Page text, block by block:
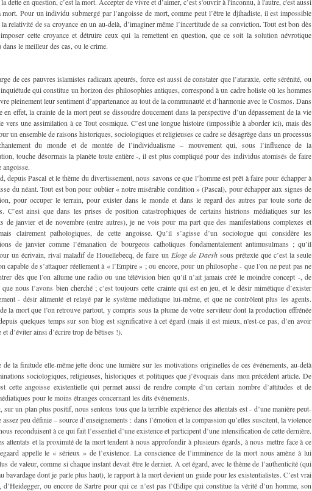
mort. Pour un individu submergé par l’angoisse de mort, comme peut l’être le djihadiste, il est impossible
la relativité de sa croyance en un au-delà, d’imaginer même l’incertitude de sa conviction. Tout est bon dès
cette croyance et détruire ceux qui la remettent en question, que ce soit la solution névrotique
le meilleur des cas, ou le crime.
de ces pauvres islamistes radicaux apeurés, force est aussi de constater que l’ataraxie, cette sérénité, ou
qui constitue un horizon des philosophies antiques, correspond à un cadre holiste où les hommes
pleinement leur sentiment d’appartenance au tout de la communauté et d’harmonie avec le Cosmos. Dans
en effet, la crainte de la mort peut se dissoudre doucement dans la perspective d’un dépassement de la vie
vers une assimilation à ce Tout cosmique. C’est une longue histoire (impossible à aborder ici), mais dès
un ensemble de raisons historiques, sociologiques et religieuses ce cadre se désagrège dans un processus
du monde et de montée de l’individualisme – mouvement qui, sous l’influence de la
touche désormais la planète toute entière -, il est plus compliqué pour des individus atomisés de faire
angoisse.
depuis Pascal et le thème du divertissement, nous savons ce que l’homme est prêt à faire pour échapper à
du néant. Tout est bon pour oublier « notre misérable condition » (Pascal), pour échapper aux signes de
pour occuper le terrain, pour exister dans le monde et dans le regard des autres par toute sorte de
C’est ainsi que dans les prises de position catastrophiques de certains histrions médiatiques sur les
de janvier et de novembre (entre autres), je ne vois pour ma part que des manifestations complexes et
clairement pathologiques, de cette angoisse. Qu’il s’agisse d’un sociologue qui considère les
de janvier comme l’émanation de bourgeois catholiques fondamentalement antimusulmans ; qu’il
un écrivain, rival maladif de Houellebecq, de faire un Eloge de Daeshsous prétexte que c’est la seule
capable de s’attaquer réellement à « l’Empire » ; ou encore, pour un philosophe - que l’on ne peut pas ne
dès que l’on allume une radio ou une télévision bien qu’il n’ait jamais créé le moindre concept -, de
que nous l’avons bien cherché ; c’est toujours cette crainte qui est en jeu, et le désir mimétique d’exister
- désir alimenté et relayé par le système médiatique lui-même, et que ne contrôlent plus les agents.
la mort que l’on retrouve partout, y compris sous la plume de votre serviteur dont la production effrénée
quelques temps sur son blog est significative à cet égard (mais il est mieux, n'est-ce pas, d’en avoir
et d’éviter ainsi d’écrire trop de bêtises !).
de la finitude elle-même jette donc une lumière sur les motivations originelles de ces événements, au-delà
sociologiques, religieuses, historiques et politiques que j’évoquais dans mon précédent article. De
cette angoisse existentielle qui permet aussi de rendre compte d’un certain nombre d’attitudes et de
pour le moins étranges concernant les dits événements.
sur un plan plus positif, nous sentons tous que la terrible expérience des attentats est - d’une manière peut-
assez peu définie – source d’enseignements : dans l’émotion et la compassion qu’elles suscitent, la violence
reconduisent à ce qui fait l’essentiel d’une existence et participent d’une intensification de cette dernière.
attentats et la proximité de la mort tendent à nous approfondir à plusieurs égards, à nous mettre face à ce
appelle le « sérieux » de l’existence. La conscience de l’imminence de la mort nous amène à lui
de valeur, comme si chaque instant devait être le dernier. A cet égard, avec le thème de l’authenticité (qui
bavardage dont je parle plus haut), le rapport à la mort devient un guide pour les existentialistes. C’est vrai
d’Heidegger, ou encore de Sartre pour qui ce n’est pas l’Œdipe qui constitue la vérité d’un homme, son